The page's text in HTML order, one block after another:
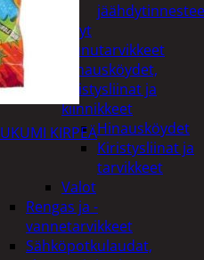
Öljyt
Perävaunutarvikkeet
Hinausköydet,
kiristysliinat ja
kiinnikkeet
Hinausköydet
Kiristysliinat ja
tarvikkeet
Valot
Rengas ja -
vannetarvikkeet
Sähköpotkulaudat,
KIRPEÄ